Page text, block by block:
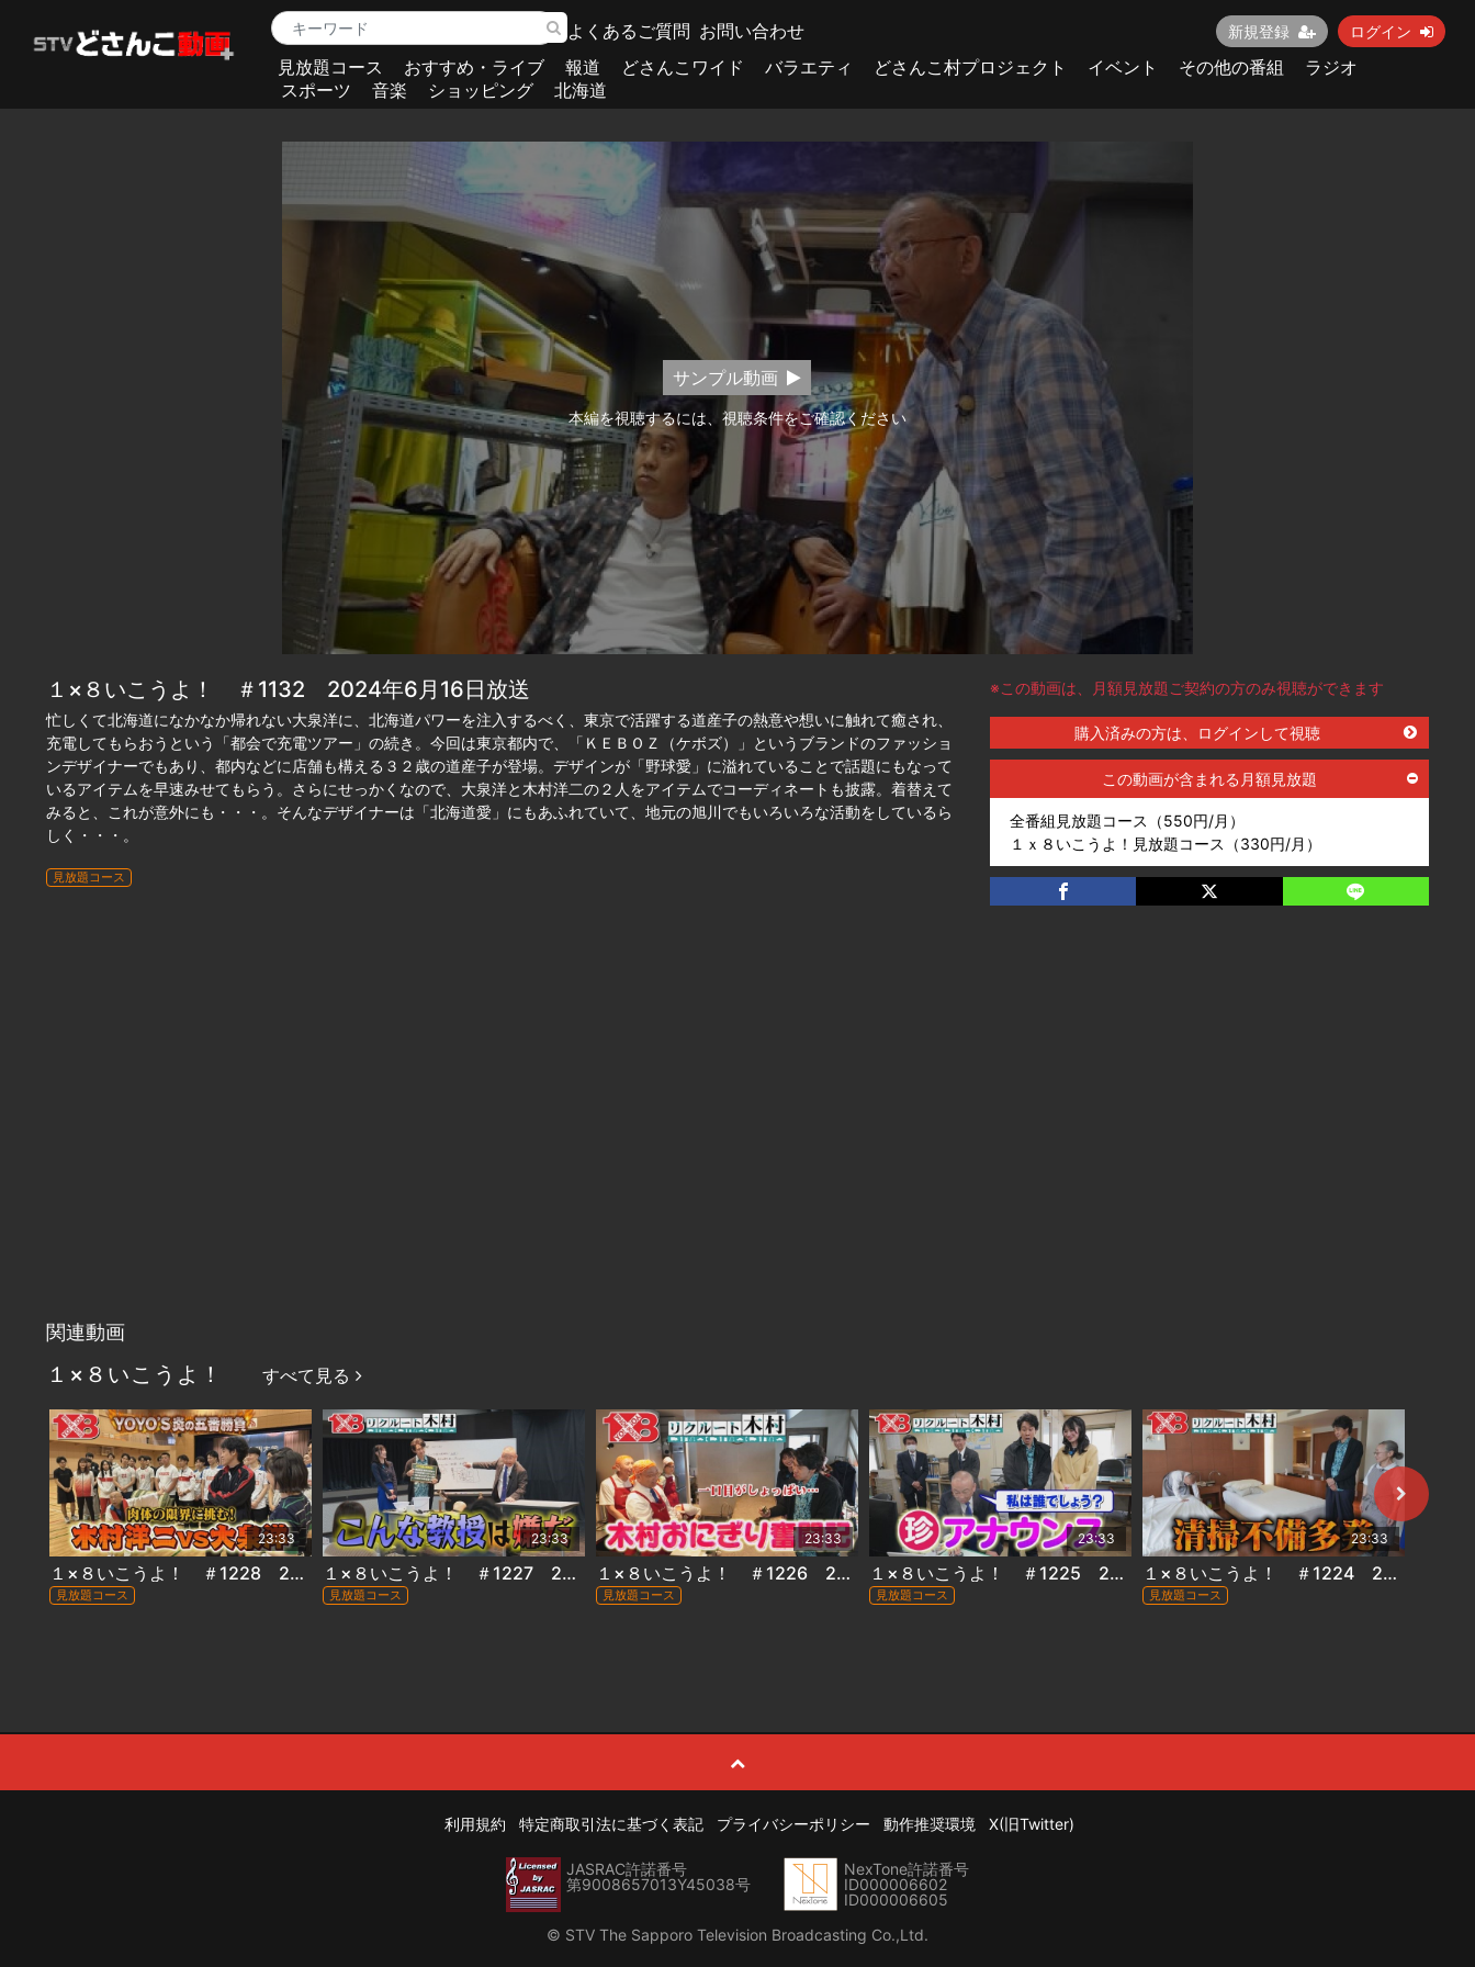
よくあるご質問 お問い合わせ 新規登録 ログイン
見放題コース おすすめ・ライブ 報道 どさんこワイド バラエティ どさんこ村プロジェクト イベント その他の番組
ラジオ
スポーツ
音楽 ショッピング 北海道
サンプル動画
本編を視聴するには、視聴条件をご確認ください
１×８いこうよ！ ＃1132 2024年6月16日放送
忙しくて北海道になかなか帰れない大泉洋に、北海道パワーを注入するべく、東京で活躍する道産子の熱意や想いに触れて癒され、
充電してもらおうという「都会で充電ツアー」の続き。今回は東京都内で、「ＫＥＢＯＺ（ケボズ）」というブランドのファッショ
ンデザイナーでもあり、都内などに店舗も構える３２歳の道産子が登場。デザインが「野球愛」に溢れていることで話題にもなって
いるアイテムを早速みせてもらう。さらにせっかくなので、大泉洋と木村洋二の２人をアイテムでコーディネートも披露。着替えて
みると、これが意外にも・・・。そんなデザイナーは「北海道愛」にもあふれていて、地元の旭川でもいろいろな活動をしているら
しく・・・。
見放題コース
※この動画は、月額見放題ご契約の方のみ視聴ができます
購入済みの方は、ログインして視聴
この動画が含まれる月額見放題
全番組見放題コース（550円/月）
１ｘ８いこうよ！見放題コース（330円/月）
関連動画
１×８いこうよ！ すべて見る
23:33
１×８いこうよ！ ＃1228 2026年7月19日放送
見放題コース
23:33
１×８いこうよ！ ＃1227 2026年7月12日放送
見放題コース
23:33
１×８いこうよ！ ＃1226 2026年7月5日放送
見放題コース
23:33
１×８いこうよ！ ＃1225 2026年6月28日放送
見放題コース
23:33
１×８いこうよ！ ＃1224 2026年6月21日放送
見放題コース
利用規約 特定商取引法に基づく表記 プライバシーポリシー 動作推奨環境 X(旧Twitter)
JASRAC許諾番号
第9008657013Y45038号
NexTone許諾番号
ID000006602
ID000006605
© STV The Sapporo Television Broadcasting Co.,Ltd.